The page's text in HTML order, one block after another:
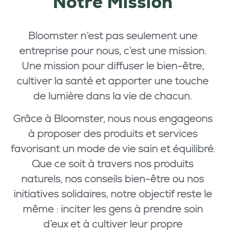
Bloomster n’est pas seulement une
entreprise pour nous, c’est une mission.
Une mission pour diffuser le bien-être,
cultiver la santé et apporter une touche
de lumière dans la vie de chacun.
Grâce à Bloomster, nous nous engageons
à proposer des produits et services
favorisant un mode de vie sain et équilibré.
Que ce soit à travers nos produits
naturels, nos conseils bien-être ou nos
initiatives solidaires, notre objectif reste le
même : inciter les gens à prendre soin
d’eux et à cultiver leur propre